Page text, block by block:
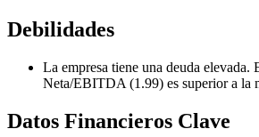
Debilidades
La empresa tiene una deuda elevada.
Neta/EBITDA (1.99) es superior a la
Datos Financieros Clave